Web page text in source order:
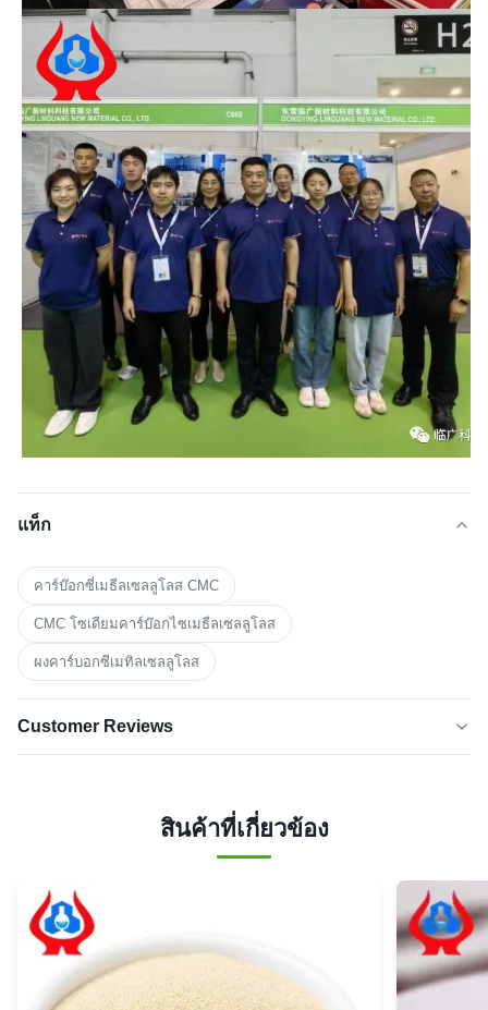
แท็ก
คาร์บ๊อกซี่เมธีลเซลลูโลส CMC
CMC โซเดียมคาร์บ๊อกไซเมธีลเซลลูโลส
ผงคาร์บอกซีเมทิลเซลลูโลส
Customer Reviews
4 ดาว
50%
3 ดาว
0
2 ดาว
0
0
สินค้าที่เกี่ยวข้อง